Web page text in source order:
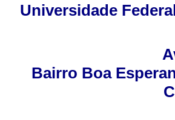
Universidade
Bairro Boa